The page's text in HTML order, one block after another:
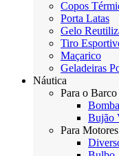
Copos
Porta Latas
Gelo
Tiro
Maçarico
Geladeiras
Náutica
Para o Barco
Bujão
Para